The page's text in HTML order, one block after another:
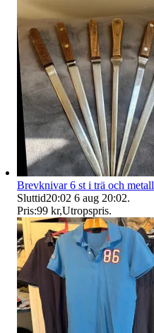
Brevknivar 6 st i trä och metall
Sluttid20:02 6 aug 20:02.
Pris:99 kr,Utropspris.